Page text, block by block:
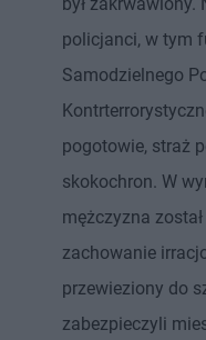
policjanci, w tym
Samodzielnego
pogotowie, straż
skokochron. W
mężczyzna
zachowanie
przewieziony do
zabezpieczyli